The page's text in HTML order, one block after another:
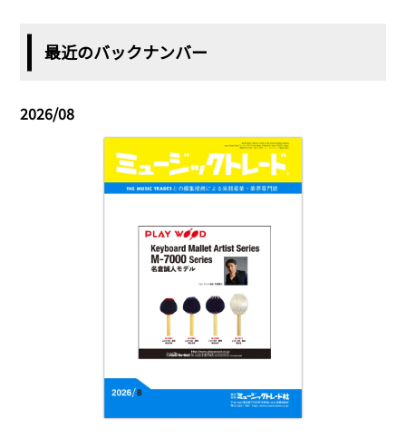
最近のバックナンバー
2026/08